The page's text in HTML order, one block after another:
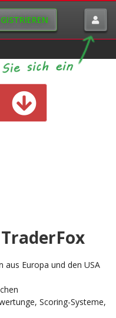
Europa und den USA
Scoring-Systeme,